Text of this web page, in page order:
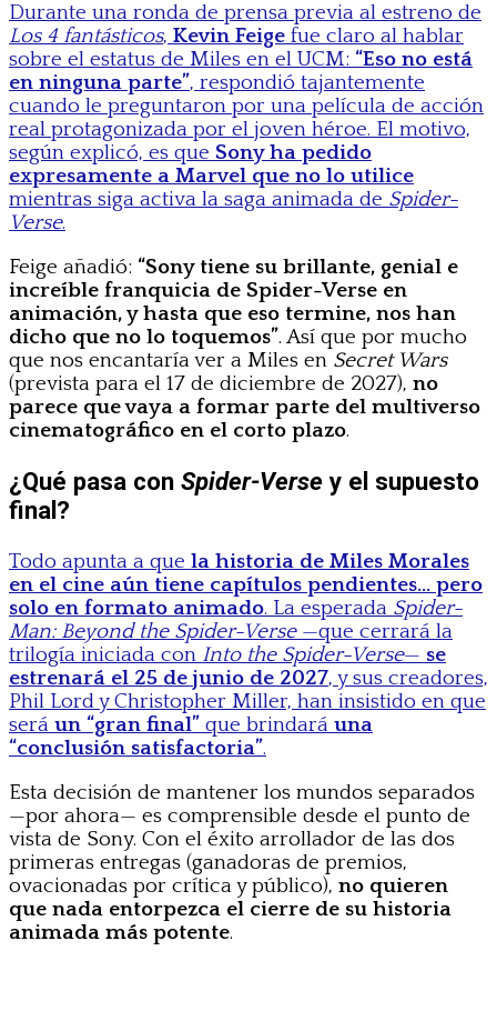
Durante una ronda de prensa previa al estreno de
Los 4 fantásticos, Kevin Feige fue claro al hablar
sobre el estatus de Miles en el UCM: “Eso no está
en ninguna parte”, respondió tajantemente
cuando le preguntaron por una película de acción
real protagonizada por el joven héroe. El motivo,
según explicó, es que Sony ha pedido
expresamente a Marvel que no lo utilice
mientras siga activa la saga animada de Spider-
Verse.
Feige añadió: “Sony tiene su brillante, genial e
increíble franquicia de Spider-Verse en
animación, y hasta que eso termine, nos han
dicho que no lo toquemos”. Así que por mucho
que nos encantaría ver a Miles en Secret Wars
(prevista para el 17 de diciembre de 2027), no
parece que vaya a formar parte del multiverso
cinematográfico en el corto plazo.
¿Qué pasa con Spider-Verse y el supuesto
final?
Todo apunta a que la historia de Miles Morales
en el cine aún tiene capítulos pendientes… pero
solo en formato animado. La esperada Spider-
Man: Beyond the Spider-Verse—que cerrará la
trilogía iniciada con Into the Spider-Verse— se
estrenará el 25 de junio de 2027, y sus creadores,
Phil Lord y Christopher Miller, han insistido en que
será un “gran final” que brindará una
“conclusión satisfactoria”.
Esta decisión de mantener los mundos separados
—por ahora— es comprensible desde el punto de
vista de Sony. Con el éxito arrollador de las dos
primeras entregas (ganadoras de premios,
ovacionadas por crítica y público), no quieren
que nada entorpezca el cierre de su historia
animada más potente.